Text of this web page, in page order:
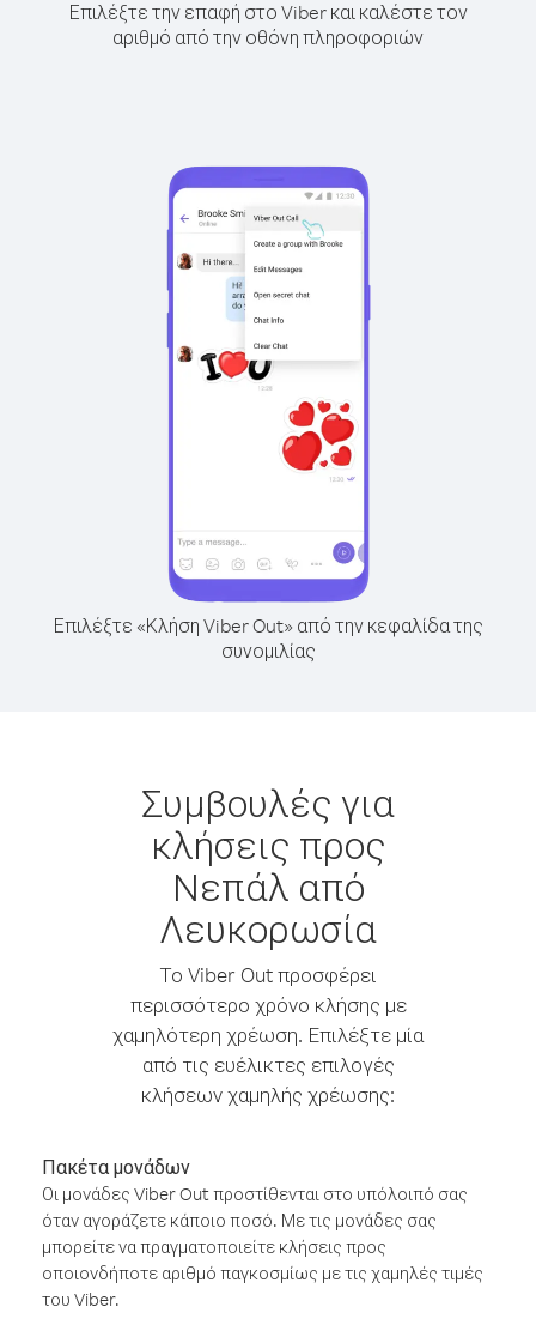
Επιλέξτε την επαφή στο Viber και καλέστε τον
αριθμό από την οθόνη πληροφοριών
Επιλέξτε «Κλήση Viber Out» από την κεφαλίδα της
συνομιλίας
Συμβουλές για
κλήσεις προς
Νεπάλ από
Λευκορωσία
Το Viber Out προσφέρει
περισσότερο χρόνο κλήσης με
χαμηλότερη χρέωση. Επιλέξτε μία
από τις ευέλικτες επιλογές
κλήσεων χαμηλής χρέωσης:
Πακέτα μονάδων
Οι μονάδες Viber Out προστίθενται στο υπόλοιπό σας
όταν αγοράζετε κάποιο ποσό. Με τις μονάδες σας
μπορείτε να πραγματοποιείτε κλήσεις προς
οποιονδήποτε αριθμό παγκοσμίως με τις χαμηλές τιμές
του Viber.